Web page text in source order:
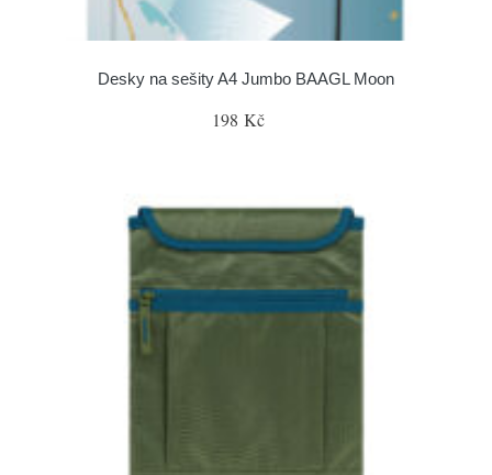
Desky na sešity A4 Jumbo BAAGL Moon
198 Kč